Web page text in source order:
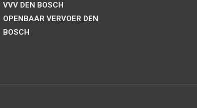
VVV DEN BOSCH
OPENBAAR VERVOER DEN
BOSCH